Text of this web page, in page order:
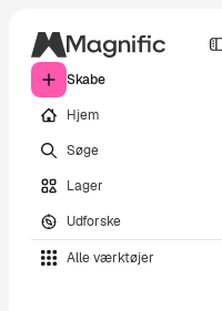
Skabe
Hjem
Søge
Lager
Udforske
Alle værktøjer